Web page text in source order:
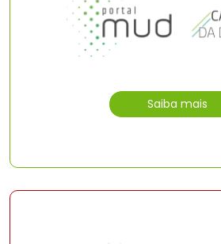
Saiba mais